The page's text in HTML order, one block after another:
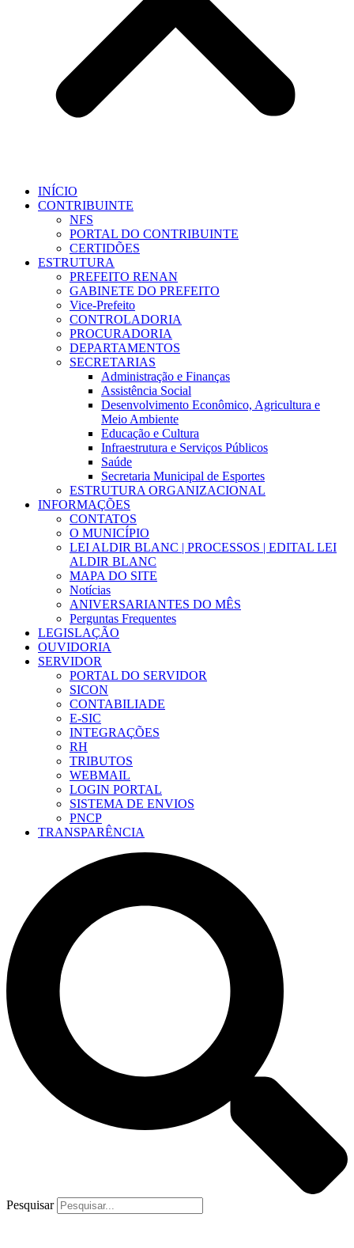
INÍCIO
CONTRIBUINTE
NFS
PORTAL DO CONTRIBUINTE
CERTIDÕES
ESTRUTURA
PREFEITO RENAN
GABINETE DO PREFEITO
Vice-Prefeito
CONTROLADORIA
PROCURADORIA
DEPARTAMENTOS
SECRETARIAS
Administração e Finanças
Assistência Social
Desenvolvimento Econômico, Agricultura e
Meio Ambiente
Educação e Cultura
Infraestrutura e Serviços Públicos
Saúde
Secretaria Municipal de Esportes
ESTRUTURA ORGANIZACIONAL
INFORMAÇÕES
CONTATOS
O MUNICÍPIO
LEI ALDIR BLANC | PROCESSOS | EDITAL LEI
ALDIR BLANC
MAPA DO SITE
Notícias
ANIVERSARIANTES DO MÊS
Perguntas Frequentes
LEGISLAÇÃO
OUVIDORIA
SERVIDOR
PORTAL DO SERVIDOR
SICON
CONTABILIADE
E-SIC
INTEGRAÇÕES
RH
TRIBUTOS
WEBMAIL
LOGIN PORTAL
SISTEMA DE ENVIOS
PNCP
TRANSPARÊNCIA
Pesquisar